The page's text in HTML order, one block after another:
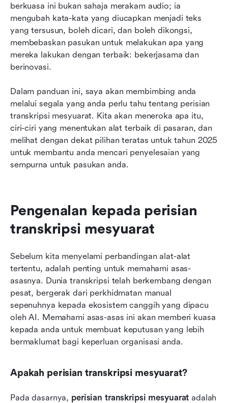
berkuasa ini bukan sahaja merakam audio; ia
mengubah kata-kata yang diucapkan menjadi teks
yang tersusun, boleh dicari, dan boleh dikongsi,
membebaskan pasukan untuk melakukan apa yang
mereka lakukan dengan terbaik: bekerjasama dan
berinovasi.
Dalam panduan ini, saya akan membimbing anda
melalui segala yang anda perlu tahu tentang perisian
transkripsi mesyuarat. Kita akan meneroka apa itu,
ciri-ciri yang menentukan alat terbaik di pasaran, dan
melihat dengan dekat pilihan teratas untuk tahun 2025
untuk membantu anda mencari penyelesaian yang
sempurna untuk pasukan anda.
Pengenalan kepada perisian
transkripsi mesyuarat
Sebelum kita menyelami perbandingan alat-alat
tertentu, adalah penting untuk memahami asas-
asasnya. Dunia transkripsi telah berkembang dengan
pesat, bergerak dari perkhidmatan manual
sepenuhnya kepada ekosistem canggih yang dipacu
oleh AI. Memahami asas-asas ini akan memberi kuasa
kepada anda untuk membuat keputusan yang lebih
bermaklumat bagi keperluan organisasi anda.
Apakah perisian transkripsi mesyuarat?
Pada dasarnya, perisian transkripsi mesyuarat adalah